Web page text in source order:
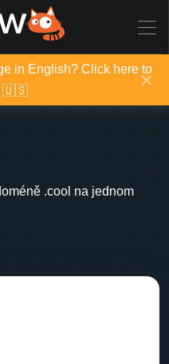
in English? Click here to
🇺🇸
×
.cool na jednom